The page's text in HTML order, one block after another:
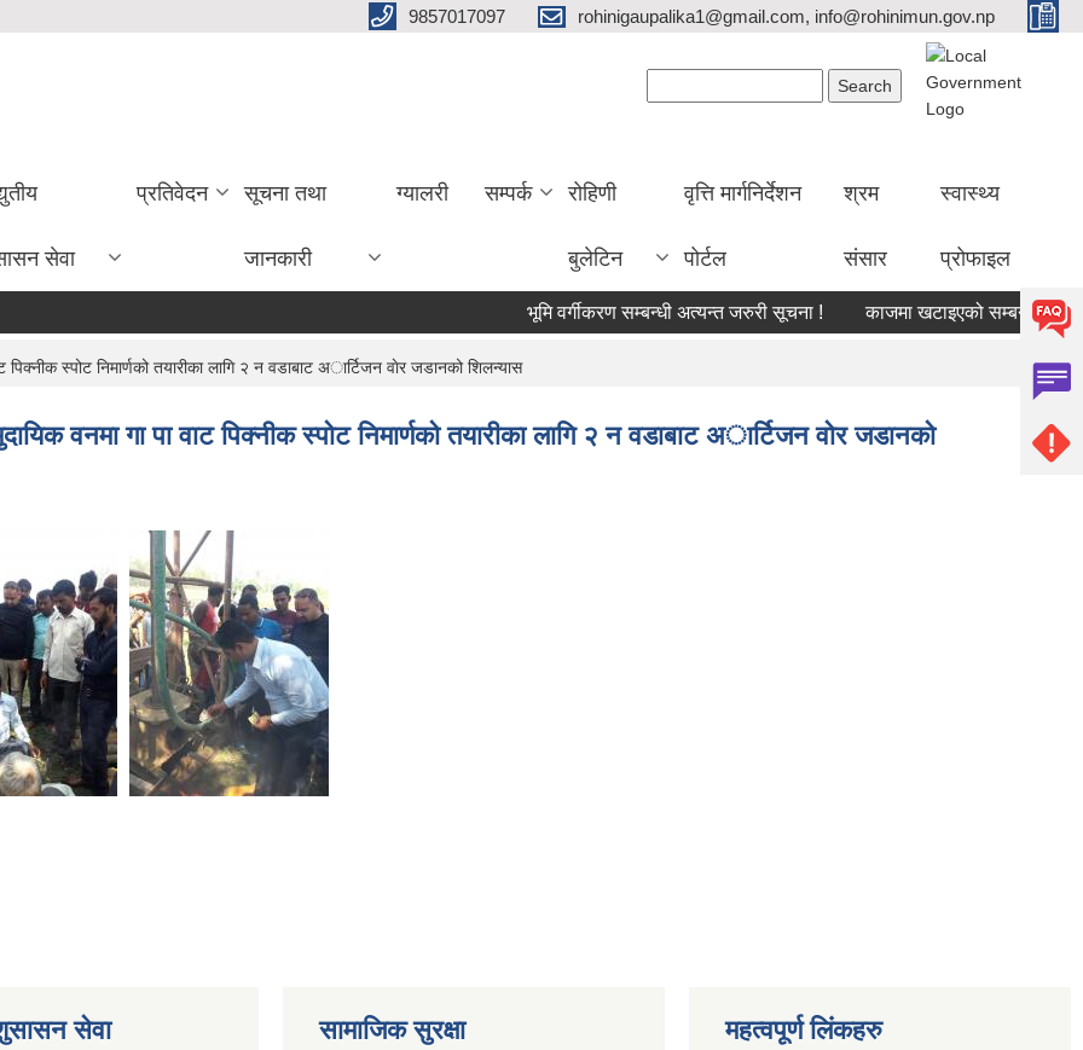
9857017097 rohinigaupalika1@gmail.com, info@rohinimun.gov.np
सेवा
प्रतिवेदन सूचना तथा
जानकारी
ग्यालरी सम्पर्क रोहिणी
बुलेटिन
वृत्ति मार्गनिर्देशन
पोर्टल
श्रम
संसार
स्वास्थ्य
प्रोफाइल
भूमि वर्गीकरण सम्बन्धी अत्यन्त जरुरी सूचना ! काजमा खटाइएको सम्बन्धमा
पिक्नीक स्पोट निमार्णको तयारीका लागि २ न वडाबाट अार्टिजन वाेर जडानको शिलन्यास
वनमा गा‌‍ पा वाट पिक्नीक स्पोट निमार्णको तयारीका लागि २ न वडाबाट अार्टिजन वाेर जडानको
सेवा सामाजिक सुरक्षा महत्वपूर्ण लिंकहरु